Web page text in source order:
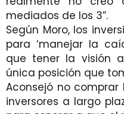
mediados de los 3”.
Según Moro, los
para ‘manejar la
que tener la visión
única posición que
Aconsejó no
inversores a largo